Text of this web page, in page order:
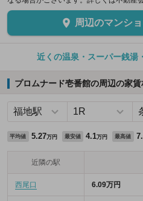
周辺のマンシ
近くの温泉・スーパー銭湯
プロムナード壱番館の周辺の家
平均値 5.27万円 最安値 4.1万円 最高値
近隣の駅
西尾口 6.09万円